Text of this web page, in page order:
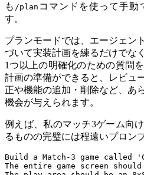
も /plan コマンドを使って手動
す。
プランモードでは、エージェン
づいて実装計画を練るだけでなく
1つ以上の明確化のための質問
計画の準備ができると、レビュ
正や機能の追加・削除など、あ
機会が与えられます。
例えば、私のマッチ3ゲーム向
るものの完璧には程遠いプロン